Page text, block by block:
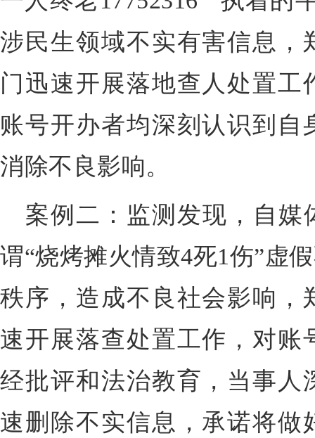
涉民生领域不实有害信息，
门迅速开展落地查人处置
账号开办者均深刻认识到自
消除不良影响。
案例二：监测发现，自媒
谓“烧烤摊火情致4死1伤”虚
秩序，造成不良社会影响，
速开展落查处置工作，对账
经批评和法治教育，当事人
速删除不实信息，承诺将做